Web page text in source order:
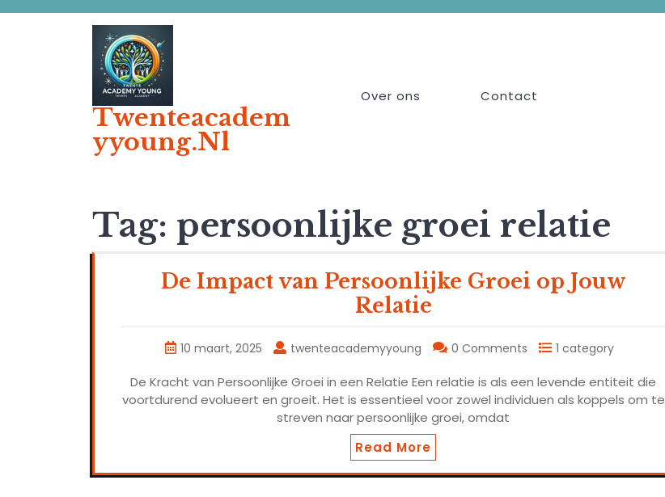
Twenteacadem
Yyoung.nl
Over ons Contact
Tag: persoonlijke groei relatie
De Impact van Persoonlijke Groei op Jouw
Relatie
10 maart, 2025 twenteacademyyoung 0 Comments 1 category
De Kracht van Persoonlijke Groei in een Relatie Een relatie is als een levende entiteit die
voortdurend evolueert en groeit. Het is essentieel voor zowel individuen als koppels om te
streven naar persoonlijke groei, omdat
Read More